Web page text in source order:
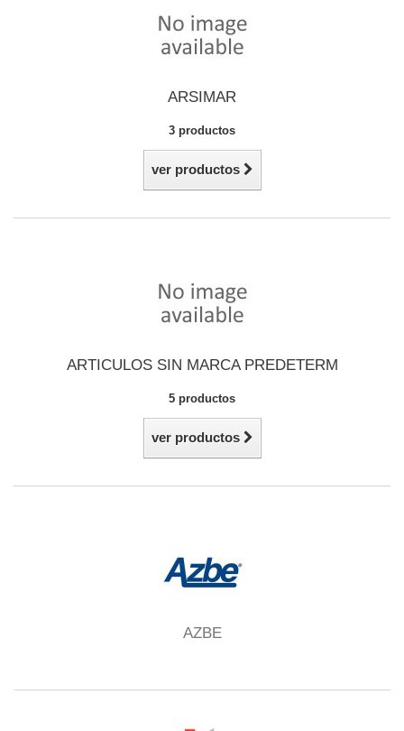
ARSIMAR
3 productos
ver productos
ARTICULOS SIN MARCA PREDETERM
5 productos
ver productos
AZBE